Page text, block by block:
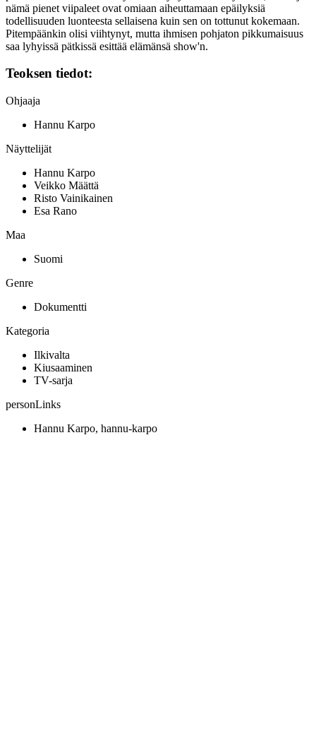
nämä pienet viipaleet ovat omiaan aiheuttamaan epäilyksiä
todellisuuden luonteesta sellaisena kuin sen on tottunut kokemaan.
Pitempäänkin olisi viihtynyt, mutta ihmisen pohjaton pikkumaisuus
saa lyhyissä pätkissä esittää elämänsä show'n.
Teoksen tiedot:
Ohjaaja
Hannu Karpo
Näyttelijät
Hannu Karpo
Veikko Määttä
Risto Vainikainen
Esa Rano
Maa
Suomi
Genre
Dokumentti
Kategoria
Ilkivalta
Kiusaaminen
TV-sarja
personLinks
Hannu Karpo, hannu-karpo